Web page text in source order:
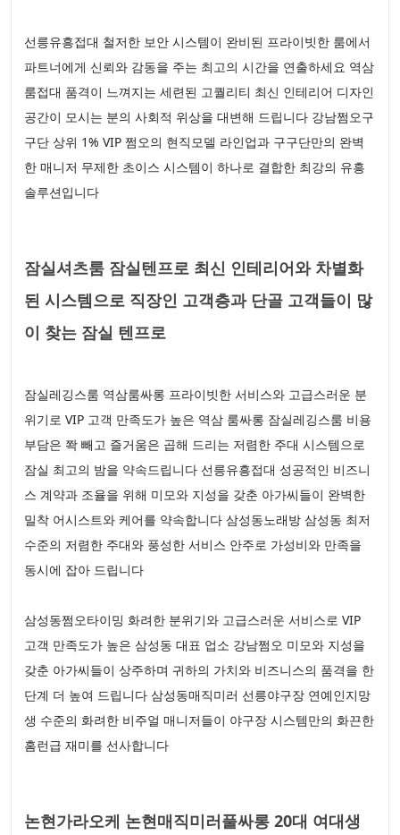
선릉유흥접대 철저한 보안 시스템이 완비된 프라이빗한 룸에서
파트너에게 신뢰와 감동을 주는 최고의 시간을 연출하세요 역삼
룸접대 품격이 느껴지는 세련된 고퀄리티 최신 인테리어 디자인
공간이 모시는 분의 사회적 위상을 대변해 드립니다 강남쩜오구
구단 상위 1% VIP 쩜오의 현직모델 라인업과 구구단만의 완벽
한 매니저 무제한 초이스 시스템이 하나로 결합한 최강의 유흥
솔루션입니다
잠실셔츠룸 잠실텐프로 최신 인테리어와 차별화
된 시스템으로 직장인 고객층과 단골 고객들이 많
이 찾는 잠실 텐프로
잠실레깅스룸 역삼룸싸롱 프라이빗한 서비스와 고급스러운 분
위기로 VIP 고객 만족도가 높은 역삼 룸싸롱 잠실레깅스룸 비용
부담은 쫙 빼고 즐거움은 곱해 드리는 저렴한 주대 시스템으로
잠실 최고의 밤을 약속드립니다 선릉유흥접대 성공적인 비즈니
스 계약과 조율을 위해 미모와 지성을 갖춘 아가씨들이 완벽한
밀착 어시스트와 케어를 약속합니다 삼성동노래방 삼성동 최저
수준의 저렴한 주대와 풍성한 서비스 안주로 가성비와 만족을
동시에 잡아 드립니다
삼성동쩜오타이밍 화려한 분위기와 고급스러운 서비스로 VIP
고객 만족도가 높은 삼성동 대표 업소 강남쩜오 미모와 지성을
갖춘 아가씨들이 상주하며 귀하의 가치와 비즈니스의 품격을 한
단계 더 높여 드립니다 삼성동매직미러 선릉야구장 연예인지망
생 수준의 화려한 비주얼 매니저들이 야구장 시스템만의 화끈한
홈런급 재미를 선사합니다
논현가라오케 논현매직미러풀싸롱 20대 여대생